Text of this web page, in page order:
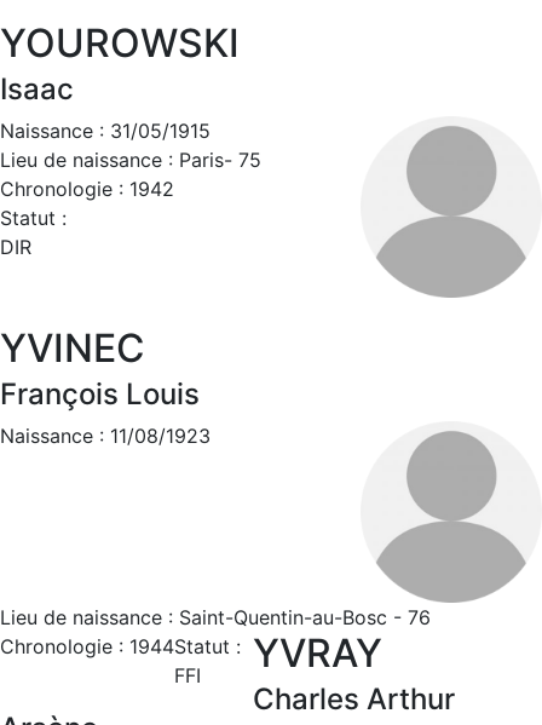
YOUROWSKI
Isaac
Naissance : 31/05/1915
Lieu de naissance : Paris- 75
Chronologie : 1942
Statut :
DIR
YVINEC
François Louis
Naissance : 11/08/1923
Lieu de naissance : Saint-Quentin-au-Bosc - 76
Chronologie : 1944Statut :
FFI
YVRAY
Charles Arthur